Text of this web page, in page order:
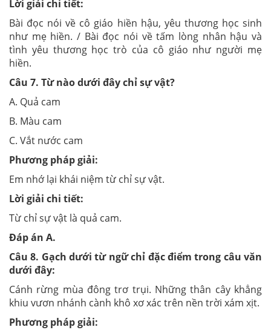
Lời giải chi tiết:
Bài đọc nói về cô giáo hiền hậu, yêu thương học sinh
như mẹ hiền. / Bài đọc nói về tấm lòng nhân hậu và
tình yêu thương học trò của cô giáo như người mẹ
hiền.
Câu 7. Từ nào dưới đây chỉ sự vật?
A. Quả cam
B. Màu cam
C. Vắt nước cam
Phương pháp giải:
Em nhớ lại khái niệm từ chỉ sự vật.
Lời giải chi tiết:
Từ chỉ sự vật là quả cam.
Đáp án A.
Câu8. Gạch dưới từ ngữ chỉ đặc điểm trong câu văn
dưới đây:
Cánh rừng mùa đông trơ trụi. Những thân cây khẳng
khiu vươn nhánh cành khô xơ xác trên nền trời xám xịt.
Phương pháp giải: